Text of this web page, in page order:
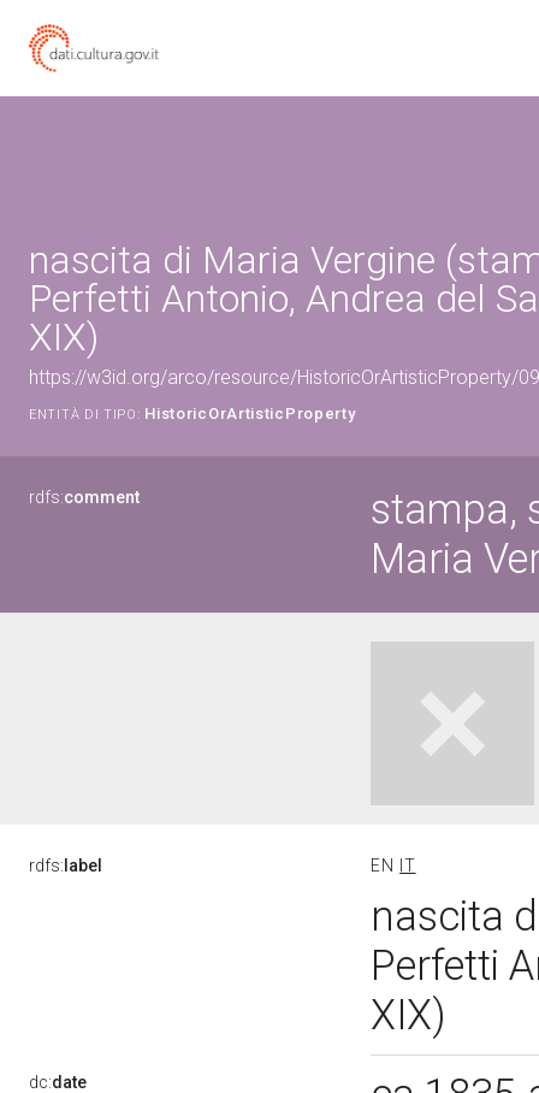
nascita di Maria Vergine
Perfetti Antonio, Andrea del
XIX)
https://w3id.org/arco/resource/HistoricOrArtisticProperty/
ENTITÀ DI TIPO: HistoricOrArtisticProperty
rdfs:comment
stampa,
Maria
rdfs: label EN IT
nascita
Perfetti
XIX)
dc:date